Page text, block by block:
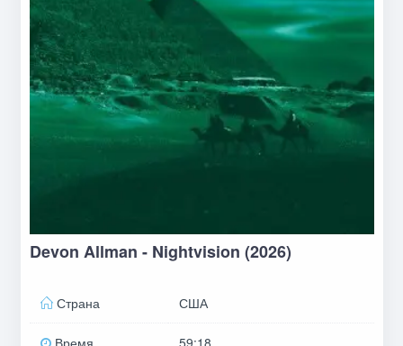
Devon Allman - Nightvision (2026)
Страна США
Время 59:18